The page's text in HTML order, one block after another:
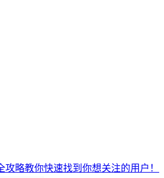
略教你快速找到你想关注的用户！